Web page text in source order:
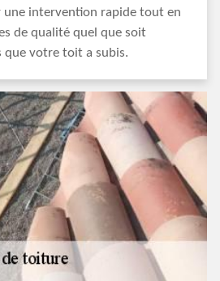
intervention rapide tout en
de qualité quel que soit
que votre toit a subis.